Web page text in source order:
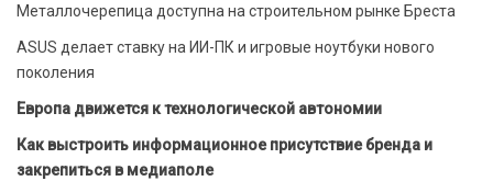
Металлочерепица доступна на строительном рынке Бреста
ASUS делает ставку на ИИ-ПК и игровые ноутбуки нового
поколения
Европа движется к технологической автономии
Как выстроить информационное присутствие бренда и
закрепиться в медиаполе